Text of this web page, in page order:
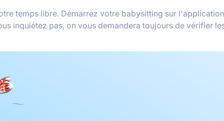
temps libre. Démarrez votre babysitting sur
inquiétez pas, on vous demandera toujours de vérifier